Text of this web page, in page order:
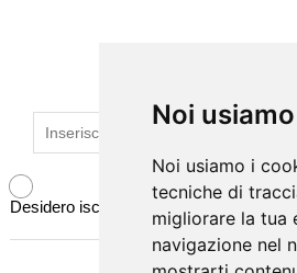
Noi
Noi usiamo i
tecniche di
migliorare la tua
navigazione nel
Noi
Noi usiamo i
tecniche di
migliorare la tua
navigazione nel
Desidero iscrivermi alla newsletter